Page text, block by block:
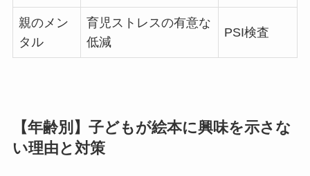
親のメン
タル
育児ストレスの有意な
低減
PSI検査
【年齢別】子どもが絵本に興味を示さな
い理由と対策